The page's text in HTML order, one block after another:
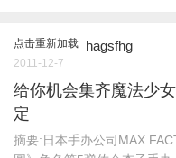
点击重新加载 hagsfhg
2011-12-7
给你机会集齐魔法少
定
摘要:日本手办公司MAX